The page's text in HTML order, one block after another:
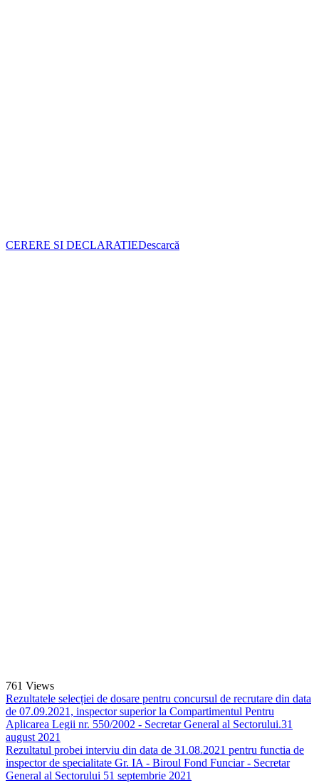
CERERE SI DECLARATIEDescarcă
761 Views
Rezultatele selecției de dosare pentru concursul de recrutare din data
de 07.09.2021, inspector superior la Compartimentul Pentru
Aplicarea Legii nr. 550/2002 - Secretar General al Sectorului.31
august 2021
Rezultatul probei interviu din data de 31.08.2021 pentru functia de
inspector de specialitate Gr. IA - Biroul Fond Funciar - Secretar
General al Sectorului 51 septembrie 2021